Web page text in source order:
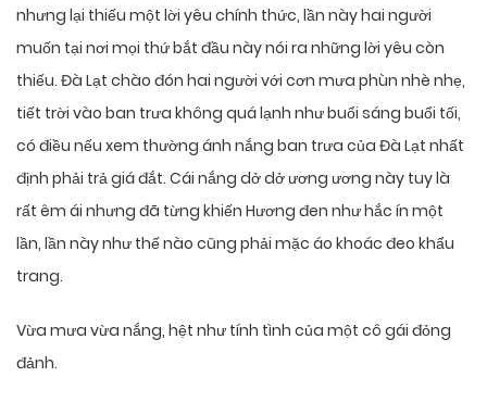
nhưng lại thiếu một lời yêu chính thức, lần này hai người
muốn tại nơi mọi thứ bắt đầu này nói ra những lời yêu còn
thiếu. Đà Lạt chào đón hai người với cơn mưa phùn nhè nhẹ,
tiết trời vào ban trưa không quá lạnh như buổi sáng buổi tối,
có điều nếu xem thường ánh nắng ban trưa của Đà Lạt nhất
định phải trả giá đắt. Cái nắng dở dở ương ương này tuy là
rất êm ái nhưng đã từng khiến Hương đen như hắc ín một
lần, lần này như thế nào cũng phải mặc áo khoác đeo khẩu
trang.
Vừa mưa vừa nắng, hệt như tính tình của một cô gái đỏng
đảnh.